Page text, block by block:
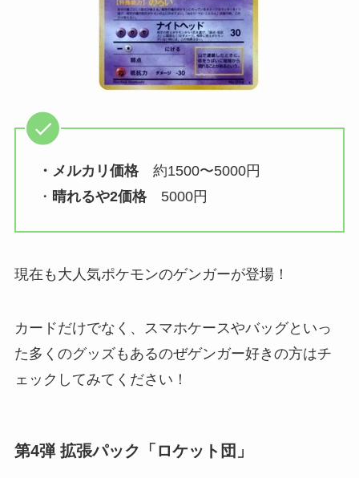
・メルカリ価格約1500〜5000円
・ 晴れるや2価格5000円
現在も大人気ポケモンのゲンガーが登場！
カードだけでなく、スマホケースやバッグといっ
た多くのグッズもあるのぜゲンガー好きの方はチ
ェックしてみてください！
第4弾 拡張パック「ロケット団」